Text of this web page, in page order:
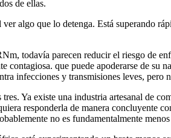
de ellas.
algo que lo detenga. Está superando
todavía parecen reducir el riesgo de
contagiosa. que puede apoderarse de
infecciones y transmisiones leves, pero
Ya existe una industria artesanal de
responderla de manera concluyente
no es fundamentalmente